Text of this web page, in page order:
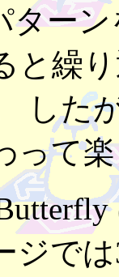
ター
と繰
した
って
ジで